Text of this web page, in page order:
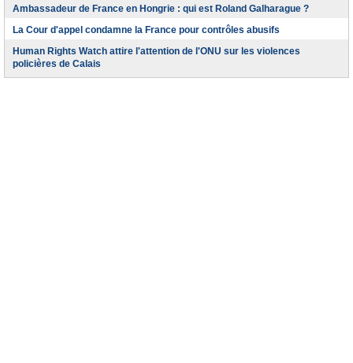
Ambassadeur de France en Hongrie : qui est Roland Galharague ?
La Cour d'appel condamne la France pour contrôles abusifs
Human Rights Watch attire l'attention de l'ONU sur les violences
policières de Calais